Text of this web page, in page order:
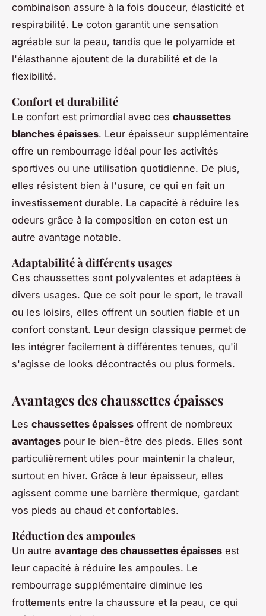
combinaison assure à la fois douceur, élasticité et
respirabilité. Le coton garantit une sensation
agréable sur la peau, tandis que le polyamide et
l'élasthanne ajoutent de la durabilité et de la
flexibilité.
Confort et durabilité
Le confort est primordial avec ces chaussettes
blanches épaisses. Leur épaisseur supplémentaire
offre un rembourrage idéal pour les activités
sportives ou une utilisation quotidienne. De plus,
elles résistent bien à l'usure, ce qui en fait un
investissement durable. La capacité à réduire les
odeurs grâce à la composition en coton est un
autre avantage notable.
Adaptabilité à différents usages
Ces chaussettes sont polyvalentes et adaptées à
divers usages. Que ce soit pour le sport, le travail
ou les loisirs, elles offrent un soutien fiable et un
confort constant. Leur design classique permet de
les intégrer facilement à différentes tenues, qu'il
s'agisse de looks décontractés ou plus formels.
Avantages des chaussettes épaisses
Les chaussettes épaisses offrent de nombreux
avantages pour le bien-être des pieds. Elles sont
particulièrement utiles pour maintenir la chaleur,
surtout en hiver. Grâce à leur épaisseur, elles
agissent comme une barrière thermique, gardant
vos pieds au chaud et confortables.
Réduction des ampoules
Un autre avantage des chaussettes épaisses est
leur capacité à réduire les ampoules. Le
rembourrage supplémentaire diminue les
frottements entre la chaussure et la peau, ce qui